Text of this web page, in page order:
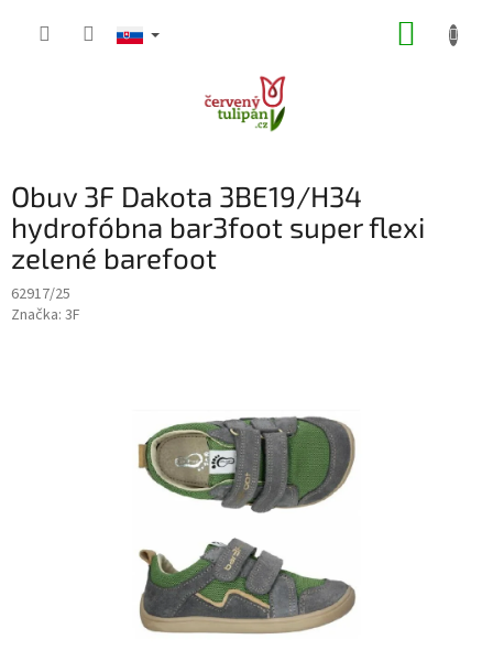
Obuv 3F Dakota 3BE19/H34
hydrofóbna bar3foot super flexi
zelené barefoot
62917/25
Značka: 3F